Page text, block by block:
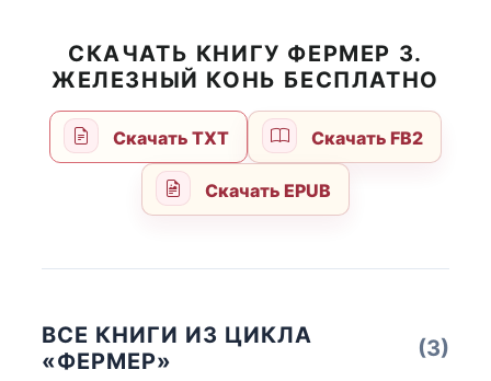
СКАЧАТЬ КНИГУ ФЕРМЕР 3.
ЖЕЛЕЗНЫЙ КОНЬ БЕСПЛАТНО
Скачать TXT Скачать FB2
Скачать EPUB
ВСЕ КНИГИ ИЗ ЦИКЛА
«ФЕРМЕР»
(3)